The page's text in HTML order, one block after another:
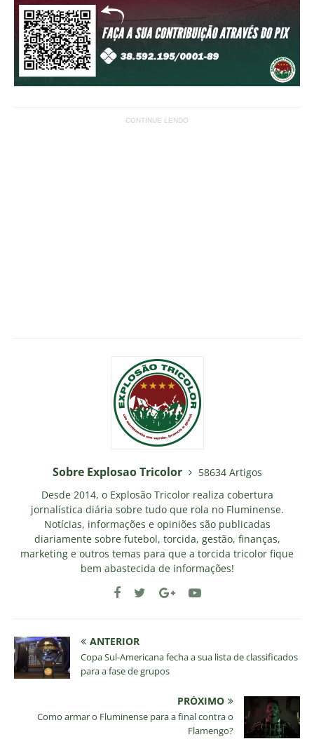
CONTINUE LENDO
Sobre Explosao Tricolor
58634 Artigos
Desde 2014, o Explosão Tricolor realiza cobertura
jornalística diária sobre tudo que rola no Fluminense.
Notícias, informações e opiniões são publicadas
diariamente sobre futebol, torcida, gestão, finanças,
marketing e outros temas para que a torcida tricolor fique
bem abastecida de informações!
ANTERIOR
Copa Sul-Americana fecha a sua lista de classificados
para a fase de grupos
PRÓXIMO
Como armar o Fluminense para a final contra o
Flamengo?